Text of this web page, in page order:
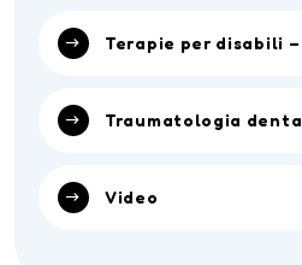
Terapie per disabili
Traumatologia
Video